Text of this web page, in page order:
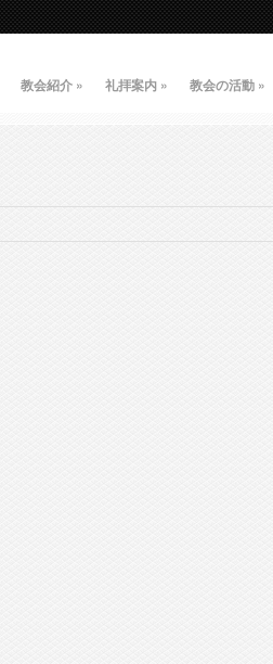
教会紹介 » 礼拝案内 » 教会の活動 »